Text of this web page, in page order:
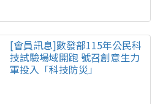
[會員訊息]數發部115年公民科
技試驗場域開跑 號召創意生力
軍投入「科技防災」